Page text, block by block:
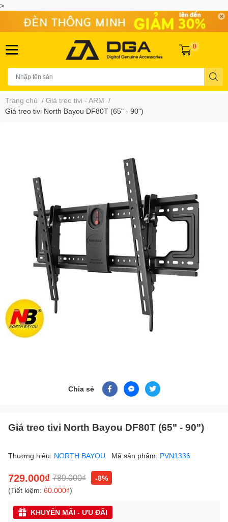
>
0
Trang chủ / Giá treo tivi - ARM /
Giá treo tivi North Bayou DF80T (65" - 90")
Chia sẻ
Giá treo tivi North Bayou DF80T (65" - 90")
Thương hiệu: NORTH BAYOU Mã sản phẩm: PVN1336
729.000₫ 789.000₫
-8%
(Tiết kiệm: 60.000₫)
KHUYẾN MÃI - ƯU ĐÃI